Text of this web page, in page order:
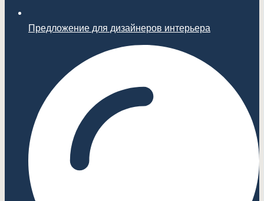
Предложение для дизайнеров интерьера